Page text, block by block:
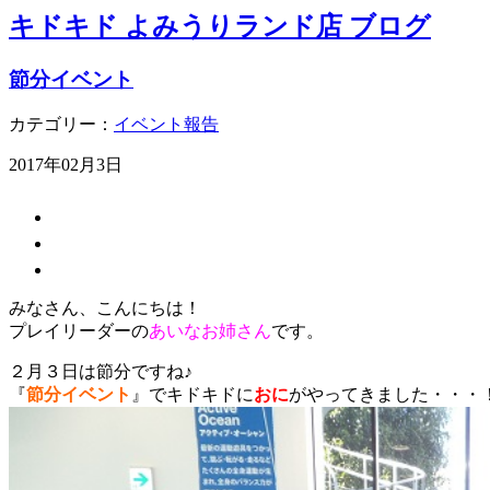
キドキド よみうりランド店 ブログ
節分イベント
カテゴリー： イベント報告
2017年02月3日
みなさん、こんにちは！
プレイリーダーのあいなお姉さんです。
２月３日は節分ですね♪
『節分イベント 』でキドキドにおにがやってきました・・・